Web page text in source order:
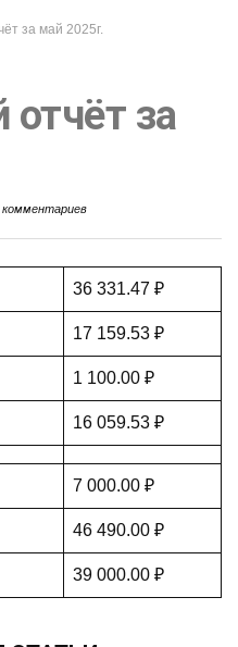
за май 2025г.
за
36 331.47 ₽
17 159.53 ₽
1 100.00 ₽
16 059.53 ₽
7 000.00 ₽
46 490.00 ₽
39 000.00 ₽